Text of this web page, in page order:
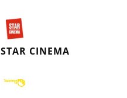
STAR CINEMA